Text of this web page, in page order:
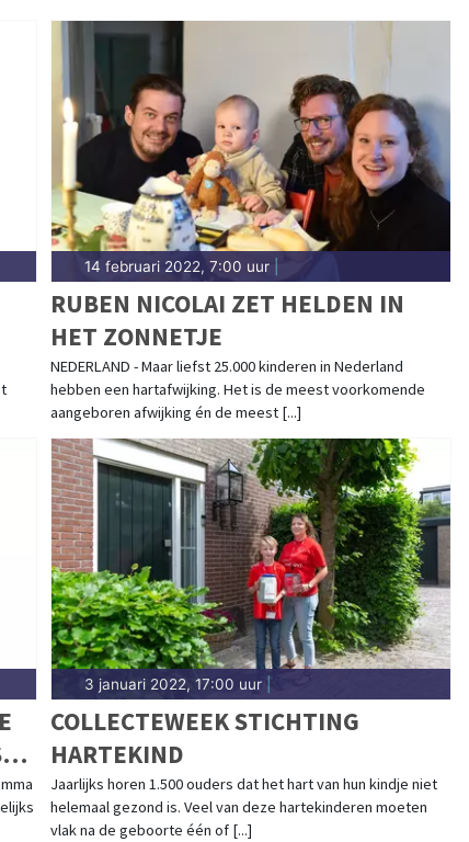
14 februari 2022, 7:00 uur|
RUBEN NICOLAI ZET HELDEN IN
HET ZONNETJE
NEDERLAND - Maar liefst 25.000 kinderen in Nederland
hebben een hartafwijking. Het is de meest voorkomende
aangeboren afwijking én de meest [...]
3 januari 2022, 17:00 uur|
COLLECTEWEEK STICHTING
HARTEKIND
Jaarlijks horen 1.500 ouders dat het hart van hun kindje niet
helemaal gezond is. Veel van deze hartekinderen moeten
vlak na de geboorte één of [...]